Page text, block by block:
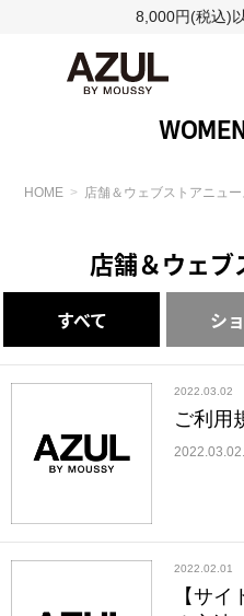
8,000円(税込)
HOME 店舗＆ウェブストアニュー
店舗＆ウェブ
すべて シ
2022.03.02
ご利用
2022.02.01
【サ